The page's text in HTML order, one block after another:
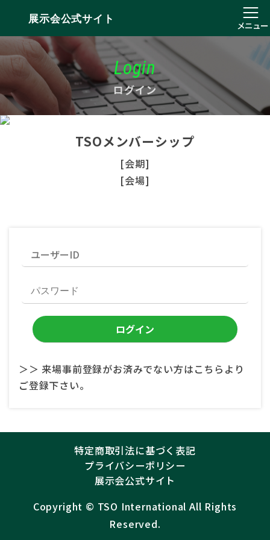
展示会公式サイト
メニュー
Login
ログイン
TSOメンバーシップ
[会期]
[会場]
＞＞ 来場事前登録がお済みでない方はこちらより
ご登録下さい。
特定商取引法に基づく表記
プライバシーポリシー
展示会公式サイト
Copyright ©︎ TSO International All Rights
Reserved.